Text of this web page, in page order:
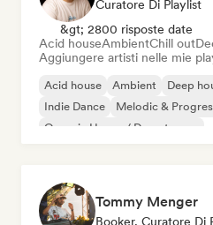
Curatore Di Playlist
&gt; 2800 risposte date
Acid houseAmbientChill out
Aggiungere artisti nelle mie
Acid house Ambient Deep
Indie Dance
Melodic &
Organic House / Downtempo
Tommy Menger
Booker, Curatore Di